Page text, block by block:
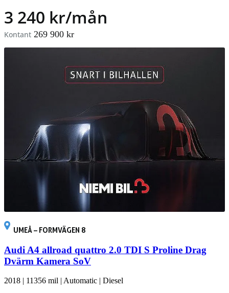
3 240 kr/mån
Kontant 269 900 kr
UMEÅ – FORMVÄGEN 8
Audi A4 allroad quattro 2.0 TDI S Proline Drag
Dvärm Kamera SoV
2018 | 11356 mil | Automatic | Diesel